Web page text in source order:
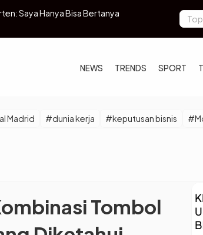
Kerja Sama Strategis untuk
5 Daerah
NEWS TRENDS SPORT
Madrid #dunia kerja #keputusan bisnis
Tombol